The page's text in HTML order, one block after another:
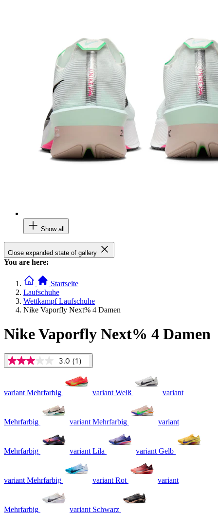
Show all
Close expanded state of gallery
You are here:
Startseite
Laufschuhe
Wettkampf Laufschuhe
Nike Vaporfly Next% 4 Damen
Nike Vaporfly Next% 4 Damen
3.0
Durchschnittswert
Bewertung.
Read
a
auf
derselben
3.0 (1)
variant Mehrfarbig variant Weiß variant
Mehrfarbig variant Mehrfarbig variant
Mehrfarbig variant Lila variant Gelb
variant Mehrfarbig variant Rot variant
Mehrfarbig variant Schwarz